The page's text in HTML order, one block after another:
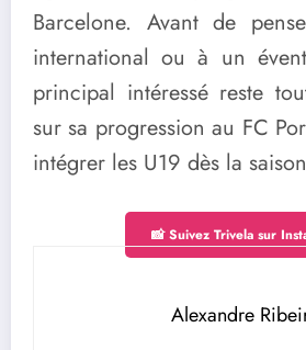
Barcelone. Avant de
international ou à un
principal intéressé reste
sur sa progression au FC
intégrer les U19 dès la
📸 Suivez Trivela sur
Alexandre